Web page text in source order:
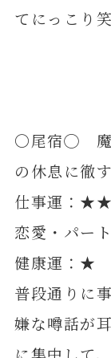
てにっこり
〇尾宿◯ 魔
の休息に徹
仕事運：★★
恋愛・パー
健康運：★
普段通りに
嫌な噂話が